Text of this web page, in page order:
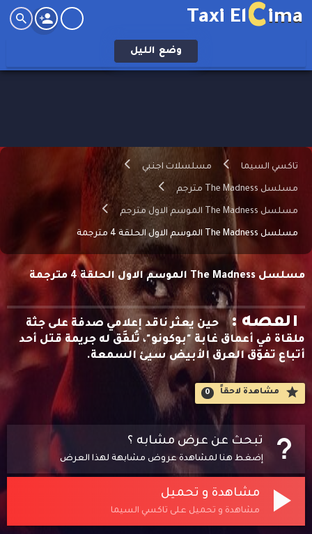
Taxi ElCima
وضع الليل
تاكسي السيما مسلسلات اجنبي
مسلسل The Madness مترجم
مسلسل The Madness الموسم الاول مترجم
مسلسل The Madness الموسم الاول الحلقة 4 مترجمة
مسلسل The Madness الموسم الاول الحلقة 4 مترجمة
القصه :
حين يعثر ناقد إعلامي صدفة على جثة
ملقاة في أعماق غابة "بوكونو"، تُلفَّق له جريمة قتل أحد
أتباع تفوّق العرق الأبيض سيئ السمعة.
مشاهدة لاحقاََ 0
تبحث عن عرض مشابه ؟
إضغط هنا لمشاهدة عروض مشابهة لهذا العرض
مشاهدة و تحميل
مشاهدة و تحميل على تاكسي السيما